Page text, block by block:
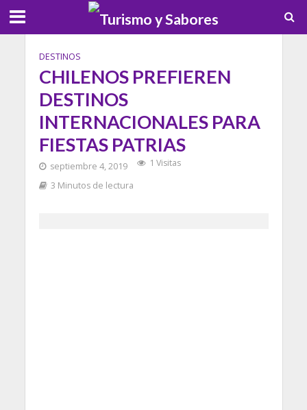
DESTINOS
CHILENOS PREFIEREN
DESTINOS
INTERNACIONALES PARA
FIESTAS PATRIAS
septiembre 4, 2019
1 Visitas
3 Minutos de lectura